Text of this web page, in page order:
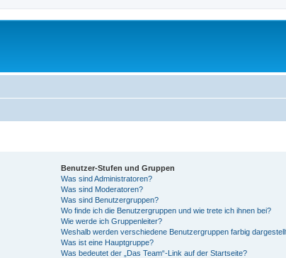
Benutzer-Stufen und Gruppen
Was sind Administratoren?
Was sind Moderatoren?
Was sind Benutzergruppen?
Wo finde ich die Benutzergruppen und wie trete ich ihnen bei?
Wie werde ich Gruppenleiter?
Weshalb werden verschiedene Benutzergruppen farbig
Was ist eine Hauptgruppe?
Was bedeutet der „Das Team“-Link auf der Startseite?